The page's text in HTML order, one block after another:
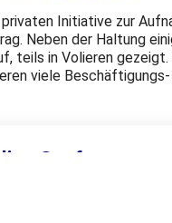
Initiative zur
Neben der Haltung
teils in Volieren
viele
Genf